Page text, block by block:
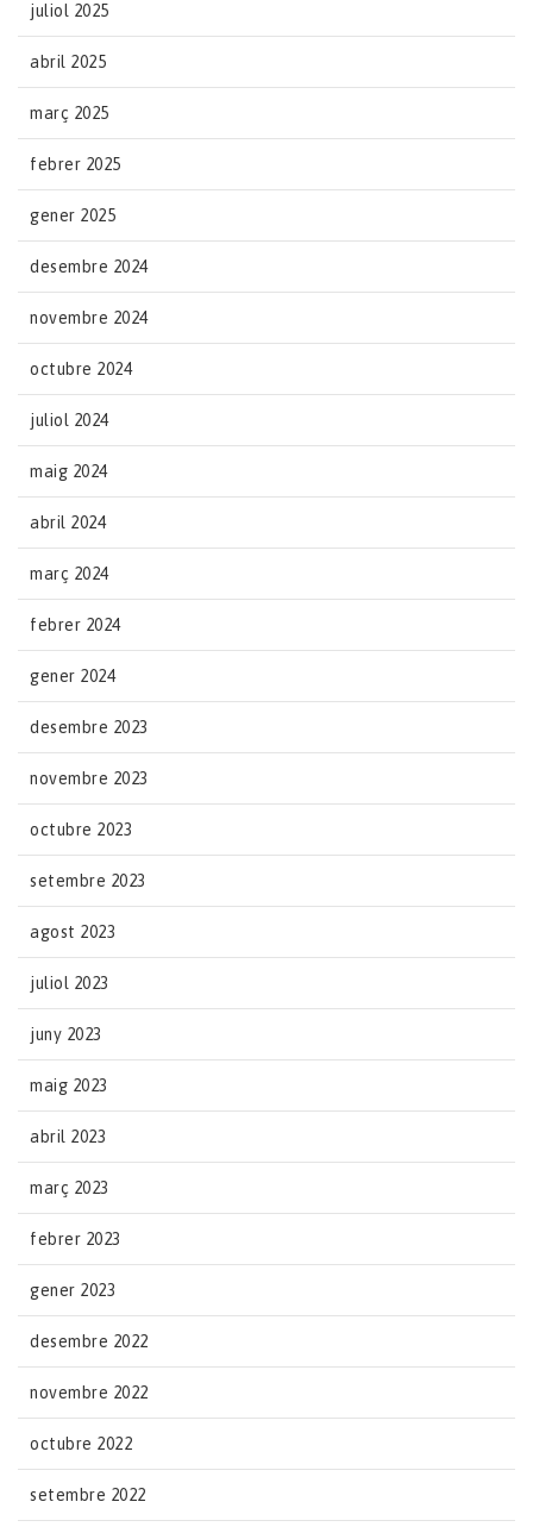
juliol 2025
abril 2025
març 2025
febrer 2025
gener 2025
desembre 2024
novembre 2024
octubre 2024
juliol 2024
maig 2024
abril 2024
març 2024
febrer 2024
gener 2024
desembre 2023
novembre 2023
octubre 2023
setembre 2023
agost 2023
juliol 2023
juny 2023
maig 2023
abril 2023
març 2023
febrer 2023
gener 2023
desembre 2022
novembre 2022
octubre 2022
setembre 2022